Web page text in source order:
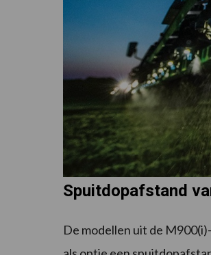
Spuitdopafstand
De modellen uit de